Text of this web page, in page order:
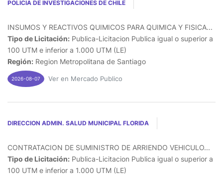
POLICIA DE INVESTIGACIONES DE CHILE
INSUMOS Y REACTIVOS QUIMICOS PARA QUIMICA Y FISICA...
Tipo de Licitación: Publica-Licitacion Publica igual o superior a
100 UTM e inferior a 1.000 UTM (LE)
Región: Region Metropolitana de Santiago
2026-08-07 Ver en Mercado Publico
DIRECCION ADMIN. SALUD MUNICIPAL FLORIDA
CONTRATACION DE SUMINISTRO DE ARRIENDO VEHICULO...
Tipo de Licitación: Publica-Licitacion Publica igual o superior a
100 UTM e inferior a 1.000 UTM (LE)